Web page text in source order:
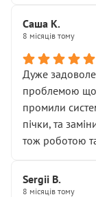
Саша К.
8 місяців тому
Дуже
проблемою що
промили
пічки, та
тож роботою
Sergii B.
8 місяців тому